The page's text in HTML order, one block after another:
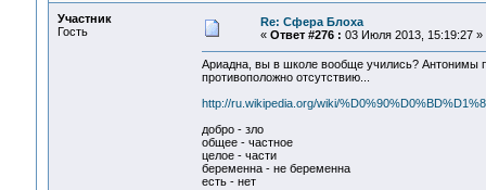
Участник
Гость
Re: Сфера Блоха
« Ответ #276 : 03 Июля 2013, 15:19:27 »
Ариадна, вы в школе вообще учились? Антонимы
противоположно отсутствию...
http://ru.wikipedia.org/wiki/
добро - зло
общее - частное
целое - части
беременна - не беременна
есть - нет